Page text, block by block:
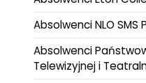
Absolwenci NLO SMS
Absolwenci
Telewizyjnej i